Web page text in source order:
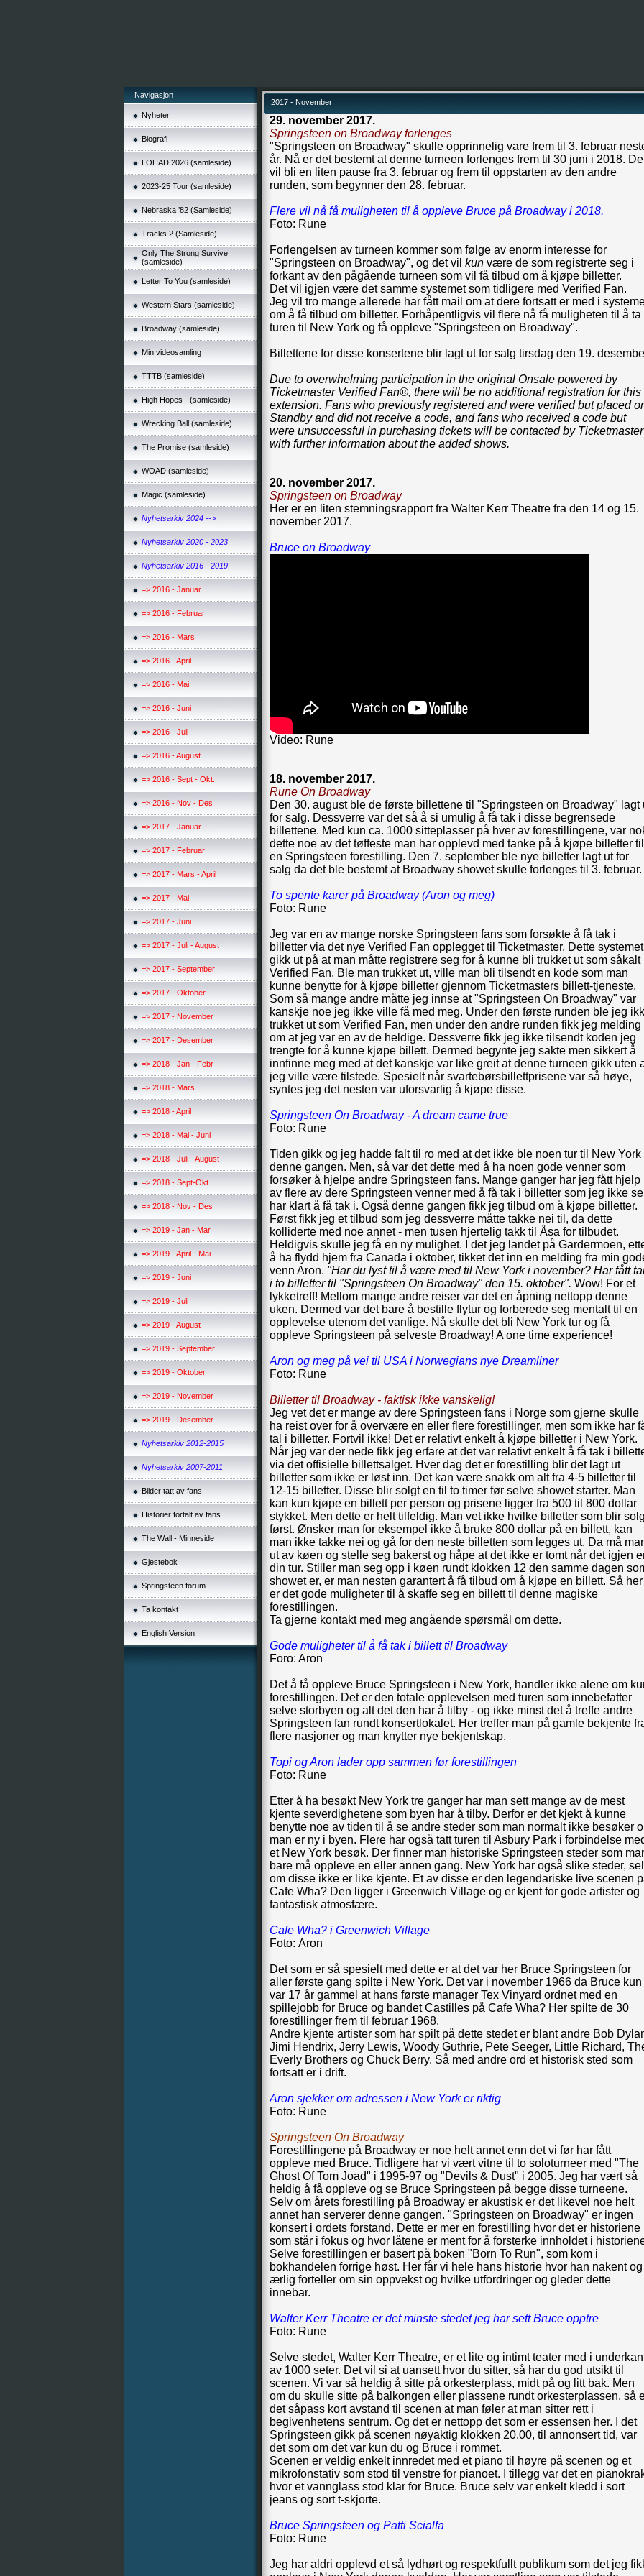
Navigasjon
Nyheter
Biografi
LOHAD 2026 (samleside)
2023-25 Tour (samleside)
Nebraska ’82 (Samleside)
Tracks 2 (Samleside)
Only The Strong Survive
(samleside)
Letter To You (samleside)
Western Stars (samleside)
Broadway (samleside)
Min videosamling
TTTB (samleside)
High Hopes - (samleside)
Wrecking Ball (samleside)
The Promise (samleside)
WOAD (samleside)
Magic (samleside)
Nyhetsarkiv 2024 -->
Nyhetsarkiv 2020 - 2023
Nyhetsarkiv 2016 - 2019
=> 2016 - Januar
=> 2016 - Februar
=> 2016 - Mars
=> 2016 - April
=> 2016 - Mai
=> 2016 - Juni
=> 2016 - Juli
=> 2016 - August
=> 2016 - Sept - Okt.
=> 2016 - Nov - Des
=> 2017 - Januar
=> 2017 - Februar
=> 2017 - Mars - April
=> 2017 - Mai
=> 2017 - Juni
=> 2017 - Juli - August
=> 2017 - September
=> 2017 - Oktober
=> 2017 - November
=> 2017 - Desember
=> 2018 - Jan - Febr
=> 2018 - Mars
=> 2018 - April
=> 2018 - Mai - Juni
=> 2018 - Juli - August
=> 2018 - Sept-Okt.
=> 2018 - Nov - Des
=> 2019 - Jan - Mar
=> 2019 - April - Mai
=> 2019 - Juni
=> 2019 - Juli
=> 2019 - August
=> 2019 - September
=> 2019 - Oktober
=> 2019 - November
=> 2019 - Desember
Nyhetsarkiv 2012-2015
Nyhetsarkiv 2007-2011
Bilder tatt av fans
Historier fortalt av fans
The Wall - Minneside
Gjestebok
Springsteen forum
Ta kontakt
English Version
2017 - November
29. november 2017.
Springsteen on Broadway forlenges
"Springsteen on Broadway" skulle opprinnelig vare frem til 3. februar
år. Nå er det bestemt at denne turneen forlenges frem til 30 juni i 2018.
vil bli en liten pause fra 3. februar og frem til oppstarten av den andre
runden, som begynner den 28. februar.
Flere vil nå få muligheten til å oppleve Bruce på Broadway i 2018.
Foto: Rune
Forlengelsen av turneen kommer som følge av enorm interesse for
"Springsteen on Broadway", og det vil kun være de som registrerte seg i
forkant av den pågående turneen som vil få tilbud om å kjøpe billetter.
Det vil igjen være det samme systemet som tidligere med Verified Fan.
Jeg vil tro mange allerede har fått mail om at dere fortsatt er med i
om å få tilbud om billetter. Forhåpentligvis vil flere nå få muligheten til å ta
turen til New York og få oppleve "Springsteen on Broadway".
Billettene for disse konsertene blir lagt ut for salg tirsdag den 19.
Due to overwhelming participation in the original Onsale powered by
Ticketmaster Verified Fan®, there will be no additional registration for this
extension. Fans who previously registered and were verified but placed
Standby and did not receive a code, and fans who received a code but
were unsuccessful in purchasing tickets will be contacted by Ticketmaster
with further information about the added shows.
20. november 2017.
Springsteen on Broadway
Her er en liten stemningsrapport fra Walter Kerr Theatre fra den 14 og 15.
november 2017.
Bruce on Broadway
Video: Rune
18. november 2017.
Rune On Broadway
Den 30. august ble de første billettene til "Springsteen on Broadway" lagt
for salg. Dessverre var det så å si umulig å få tak i disse begrensede
billettene. Med kun ca. 1000 sitteplasser på hver av forestillingene, var
dette noe av det tøffeste man har opplevd med tanke på å kjøpe billetter til
en Springsteen forestilling. Den 7. september ble nye billetter lagt ut for
salg da det ble bestemt at Broadway showet skulle forlenges til 3. februar.
To spente karer på Broadway (Aron og meg)
Foto: Rune
Jeg var en av mange norske Springsteen fans som forsøkte å få tak i
billetter via det nye Verified Fan opplegget til Ticketmaster. Dette systemet
gikk ut på at man måtte registrere seg for å kunne bli trukket ut som såkalt
Verified Fan. Ble man trukket ut, ville man bli tilsendt en kode som man
kunne benytte for å kjøpe billetter gjennom Ticketmasters billett-tjeneste.
Som så mange andre måtte jeg innse at "Springsteen On Broadway" var
kanskje noe jeg ikke ville få med meg. Under den første runden ble jeg
trukket ut som Verified Fan, men under den andre runden fikk jeg melding
om at jeg var en av de heldige. Dessverre fikk jeg ikke tilsendt koden jeg
trengte for å kunne kjøpe billett. Dermed begynte jeg sakte men sikkert å
innfinne meg med at det kanskje var like greit at denne turneen gikk uten
jeg ville være tilstede. Spesielt når svartebørsbillettprisene var så høye,
syntes jeg det nesten var uforsvarlig å kjøpe disse.
Springsteen On Broadway - A dream came true
Foto: Rune
Tiden gikk og jeg hadde falt til ro med at det ikke ble noen tur til New York
denne gangen. Men, så var det dette med å ha noen gode venner som
forsøker å hjelpe andre Springsteen fans. Mange ganger har jeg fått hjelp
av flere av dere Springsteen venner med å få tak i billetter som jeg ikke
har klart å få tak i. Også denne gangen fikk jeg tilbud om å kjøpe billetter.
Først fikk jeg et tilbud som jeg dessverre måtte takke nei til, da dette
kolliderte med noe annet - men tusen hjertelig takk til Åsa for tilbudet.
Heldigvis skulle jeg få en ny mulighet. I det jeg landet på Gardermoen,
å ha flydd hjem fra Canada i oktober, tikket det inn en melding fra min
venn Aron. "Har du lyst til å være med til New York i november? Har fått
i to billetter til "Springsteen On Broadway" den 15. oktober". Wow! For et
lykketreff! Mellom mange andre reiser var det en åpning nettopp denne
uken. Dermed var det bare å bestille flytur og forberede seg mentalt til en
opplevelse utenom det vanlige. Nå skulle det bli New York tur og få
oppleve Springsteen på selveste Broadway! A one time experience!
Aron og meg på vei til USA i Norwegians nye Dreamliner
Foto: Rune
Billetter til Broadway - faktisk ikke vanskelig!
Jeg vet det er mange av dere Springsteen fans i Norge som gjerne skulle
ha reist over for å overvære en eller flere forestillinger, men som ikke har
tal i billetter. Fortvil ikke! Det er relativt enkelt å kjøpe billetter i New York.
Når jeg var der nede fikk jeg erfare at det var relativt enkelt å få tak i
via det offisielle billettsalget. Hver dag det er forestilling blir det lagt ut
billetter som ikke er løst inn. Det kan være snakk om alt fra 4-5 billetter til
12-15 billetter. Disse blir solgt en til to timer før selve showet starter. Man
kan kun kjøpe en billett per person og prisene ligger fra 500 til 800 dollar
stykket. Men dette er helt tilfeldig. Man vet ikke hvilke billetter som blir
først. Ønsker man for eksempel ikke å bruke 800 dollar på en billett, kan
man ikke takke nei og gå for den neste billetten som legges ut. Da må
ut av køen og stelle seg bakerst og håpe at det ikke er tomt når det igjen
din tur. Stiller man seg opp i køen rundt klokken 12 den samme dagen
showet er, er man nesten garantert å få tilbud om å kjøpe en billett. Så her
er det gode muligheter til å skaffe seg en billett til denne magiske
forestillingen.
Ta gjerne kontakt med meg angående spørsmål om dette.
Gode muligheter til å få tak i billett til Broadway
Foro: Aron
Det å få oppleve Bruce Springsteen i New York, handler ikke alene om
forestillingen. Det er den totale opplevelsen med turen som innebefatter
selve storbyen og alt det den har å tilby - og ikke minst det å treffe andre
Springsteen fan rundt konsertlokalet. Her treffer man på gamle bekjente
flere nasjoner og man knytter nye bekjentskap.
Topi og Aron lader opp sammen før forestillingen
Foto: Rune
Etter å ha besøkt New York tre ganger har man sett mange av de mest
kjente severdighetene som byen har å tilby. Derfor er det kjekt å kunne
benytte noe av tiden til å se andre steder som man normalt ikke besøker
man er ny i byen. Flere har også tatt turen til Asbury Park i forbindelse
et New York besøk. Der finner man historiske Springsteen steder som
bare må oppleve en eller annen gang. New York har også slike steder,
om disse ikke er like kjente. Et av disse er den legendariske live scenen
Cafe Wha? Den ligger i Greenwich Village og er kjent for gode artister og
fantastisk atmosfære.
Cafe Wha? i Greenwich Village
Foto: Aron
Det som er så spesielt med dette er at det var her Bruce Springsteen for
aller første gang spilte i New York. Det var i november 1966 da Bruce kun
var 17 år gammel at hans første manager Tex Vinyard ordnet med en
spillejobb for Bruce og bandet Castilles på Cafe Wha? Her spilte de 30
forestillinger frem til februar 1968.
Andre kjente artister som har spilt på dette stedet er blant andre Bob
Jimi Hendrix, Jerry Lewis, Woody Guthrie, Pete Seeger, Little Richard,
Everly Brothers og Chuck Berry. Så med andre ord et historisk sted som
fortsatt er i drift.
Aron sjekker om adressen i New York er riktig
Foto: Rune
Springsteen On Broadway
Forestillingene på Broadway er noe helt annet enn det vi før har fått
oppleve med Bruce. Tidligere har vi vært vitne til to soloturneer med "The
Ghost Of Tom Joad" i 1995-97 og "Devils & Dust" i 2005. Jeg har vært så
heldig å få oppleve og se Bruce Springsteen på begge disse turneene.
Selv om årets forestilling på Broadway er akustisk er det likevel noe helt
annet han serverer denne gangen. "Springsteen on Broadway" er ingen
konsert i ordets forstand. Dette er mer en forestilling hvor det er historiene
som står i fokus og hvor låtene er ment for å forsterke innholdet i
Selve forestillingen er basert på boken "Born To Run", som kom i
bokhandelen forrige høst. Her får vi hele hans historie hvor han nakent og
ærlig forteller om sin oppvekst og hvilke utfordringer og gleder dette
innebar.
Walter Kerr Theatre er det minste stedet jeg har sett Bruce opptre
Foto: Rune
Selve stedet, Walter Kerr Theatre, er et lite og intimt teater med i
av 1000 seter. Det vil si at uansett hvor du sitter, så har du god utsikt til
scenen. Vi var så heldig å sitte på orkesterplass, midt på og litt bak. Men
om du skulle sitte på balkongen eller plassene rundt orkesterplassen, så
det såpass kort avstand til scenen at man føler at man sitter rett i
begivenhetens sentrum. Og det er nettopp det som er essensen her. I det
Springsteen gikk på scenen nøyaktig klokken 20.00, til annonsert tid, var
det som om det var kun du og Bruce i rommet.
Scenen er veldig enkelt innredet med et piano til høyre på scenen og et
mikrofonstativ som stod til venstre for pianoet. I tillegg var det en
hvor et vannglass stod klar for Bruce. Bruce selv var enkelt kledd i sort
jeans og sort t-skjorte.
Bruce Springsteen og Patti Scialfa
Foto: Rune
Jeg har aldri opplevd et så lydhørt og respektfullt publikum som det jeg